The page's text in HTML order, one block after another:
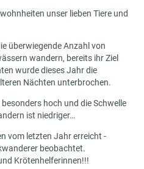
unser lieben Tiere und
überwiegende Anzahl von
wandern, bereits ihr Ziel
wurde dieses Jahr die
Nächten unterbrochen.
hoch und die Schwelle
ist niedriger…
vom letzten Jahr erreicht -
beobachtet.
Krötenhelferinnen!!!